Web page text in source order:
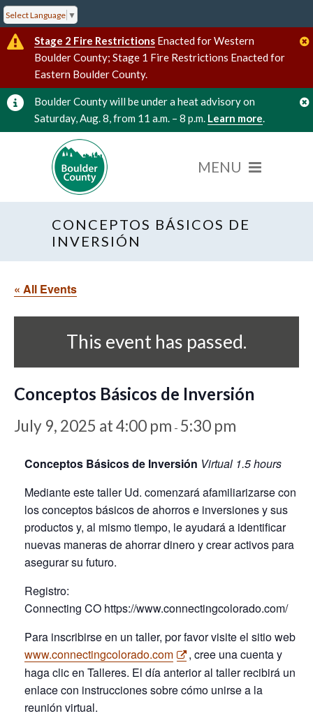
Select Language ▼
Stage 2 Fire Restrictions Enacted for Western
Boulder County; Stage 1 Fire Restrictions Enacted for
Eastern Boulder County.
Boulder County will be under a heat advisory on
Saturday, Aug. 8, from 11 a.m. – 8 p.m. Learn more.
CONCEPTOS BÁSICOS DE
INVERSIÓN
« All Events
This event has passed.
Conceptos Básicos de Inversión
July 9, 2025 at 4:00 pm - 5:30 pm
Conceptos Básicos de Inversión Virtual 1.5 hours
Mediante este taller Ud. comenzará afamiliarizarse con
los conceptos básicos de ahorros e inversiones y sus
productos y, al mismo tiempo, le ayudará a identificar
nuevas maneras de ahorrar dinero y crear activos para
asegurar su futuro.
Registro:
Connecting CO https://www.connectingcolorado.com/
Para inscribirse en un taller, por favor visite el sitio web
www.connectingcolorado.com
, cree una cuenta y
haga clic en Talleres. El día anterior al taller recibirá un
enlace con instrucciones sobre cómo unirse a la
reunión virtual.